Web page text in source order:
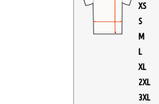
XS
S
M
L
XL
2XL
3XL